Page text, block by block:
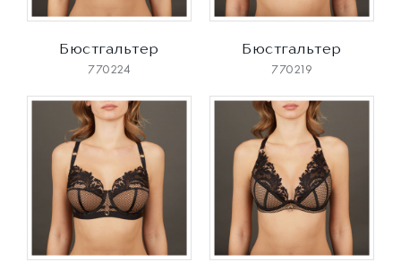
Бюстгальтер
770224
Бюстгальтер
770219